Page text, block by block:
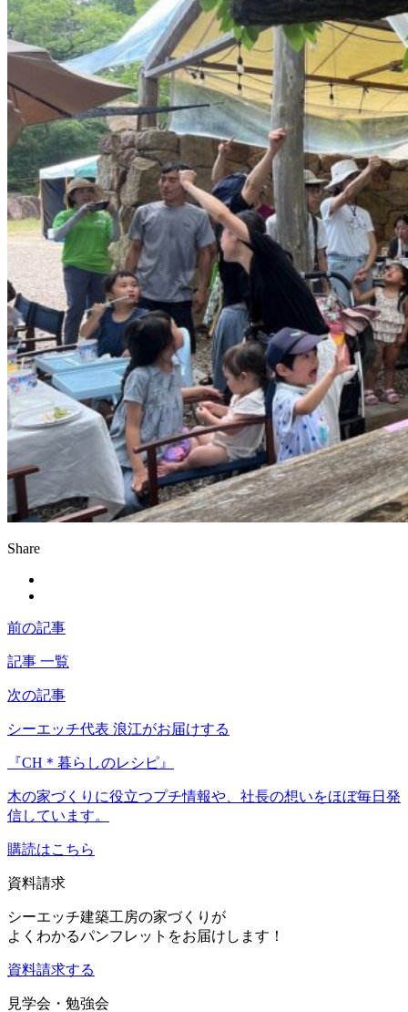
Share
前の記事
記事 一覧
次の記事
シーエッチ代表 浪江がお届けする
『CH＊暮らしのレシピ』
木の家づくりに役立つプチ情報や、社長の想いをほぼ毎日発
信しています。
購読はこちら
資料請求
シーエッチ建築工房の家づくりが
よくわかるパンフレットをお届けします！
資料請求する
見学会・勉強会